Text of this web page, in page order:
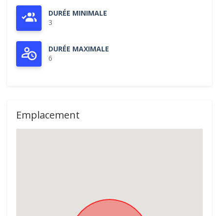
DURÉE MINIMALE
3
DURÉE MAXIMALE
6
Emplacement